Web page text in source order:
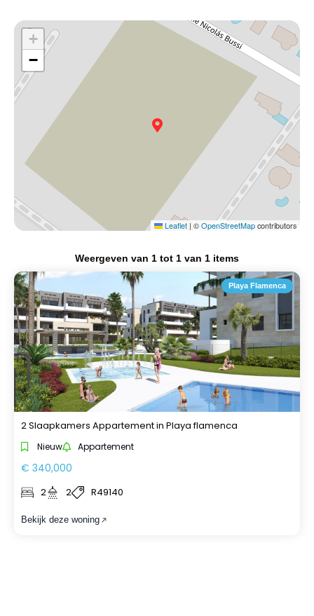
Weergeven van 1 tot 1 van 1 items
Playa Flamenca
2 Slaapkamers Appartement in Playa flamenca
Nieuw Appartement
€ 340,000
2 2 R49140
Bekijk deze woning
+
−
Leaflet | ©OpenStreetMapcontributors